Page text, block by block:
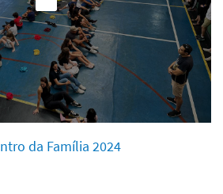
da Família 2024